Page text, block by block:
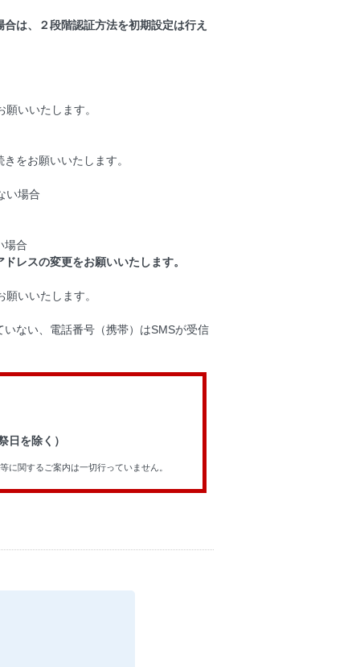
は、２段階認証方法を初期設定は行え
いいたします。
をお願いいたします。
い場合
場合
レスの変更をお願いいたします。
いいたします。
ない、電話番号（携帯）はSMSが受信
を除く）
関するご案内は一切行っていません。